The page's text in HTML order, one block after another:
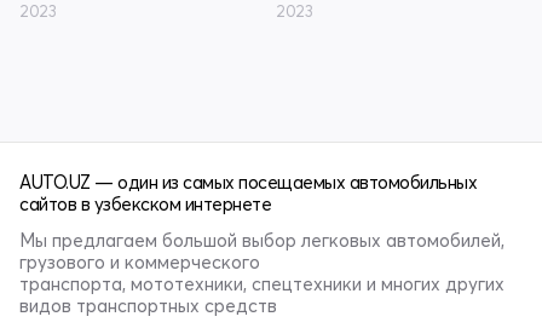
2023 2023
AUTO.UZ — один из самых посещаемых автомобильных
сайтов в узбекском интернете
Мы предлагаем большой выбор легковых автомобилей,
грузового и коммерческого
транспорта, мототехники, спецтехники и многих других
видов транспортных средств